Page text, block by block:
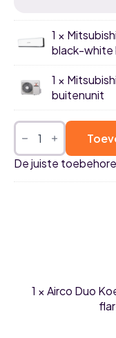
1 ×
black-white
1 ×
buitenunit
Mitsubishi
Heavy
Premium
3,5kW
airco
black-
De juiste
1 ×Airco Duo